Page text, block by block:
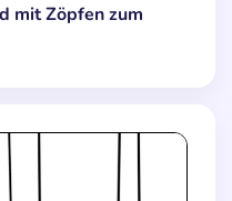
mit Zöpfen zum